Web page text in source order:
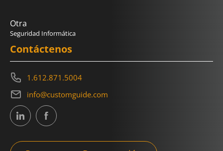
Otra
Seguridad Informática
Contáctenos
1.612.871.5004
info@customguide.com